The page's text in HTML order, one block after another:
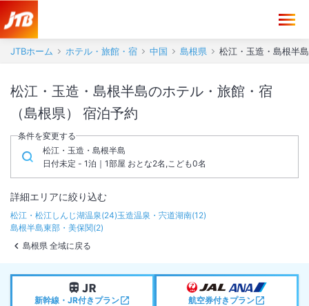
JTBホーム ホテル・旅館・宿 中国 島根県 松江・玉造・島根半
松江・玉造・島根半島のホテル・旅館・宿
（島根県） 宿泊予約
条件を変更する
松江・玉造・島根半島
日付未定 - 1泊｜1部屋 おとな2名,こども0名
詳細エリアに絞り込む
松江・松江しんじ湖温泉(24)玉造温泉・宍道湖南(12)
島根半島東部・美保関(2)
島根県 全域に戻る
新幹線・JR付きプラン 航空券付きプラン